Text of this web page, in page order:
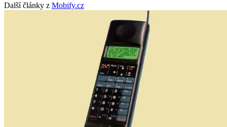
Další články z Mobify.cz